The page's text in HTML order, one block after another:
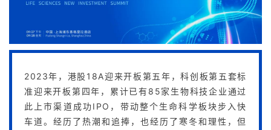
2023年，港股18A迎来开板第五年，科创板第五套标
准迎来开板第四年，累计已有85家生物科技企业通过
此上市渠道成功IPO，带动整个生命科学板块步入快
车道。经历了热潮和追捧，也经历了寒冬和理性，但